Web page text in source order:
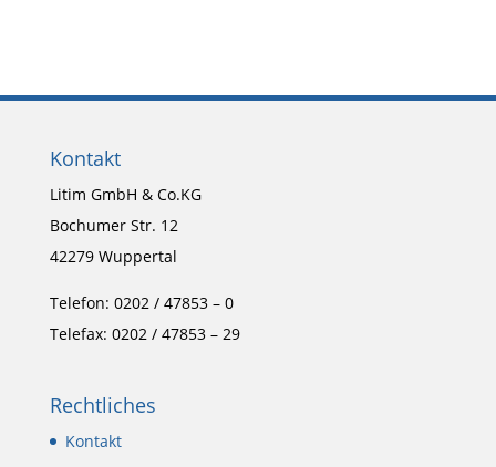
Kontakt
Litim GmbH & Co.KG
Bochumer Str. 12
42279 Wuppertal
Telefon: 0202 / 47853 – 0
Telefax: 0202 / 47853 – 29
Rechtliches
Kontakt